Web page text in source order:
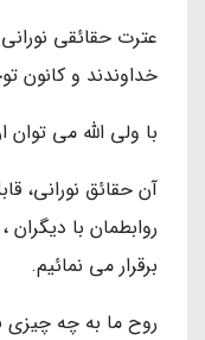
عترت حقائقي
خداوندند و كانون
با ولى الله مى توان
آن حقائق نوراني،
روابطمان با ديگران
برقرار مى نمائيم.
روح ما به چه چيزى